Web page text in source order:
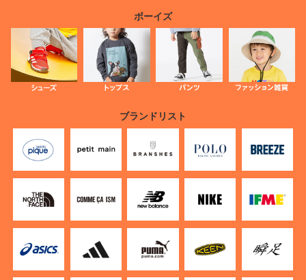
ボーイズ
ブランドリスト